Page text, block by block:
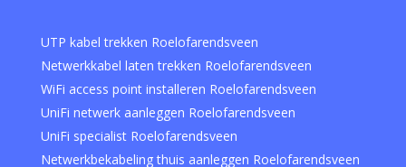
UTP kabel trekken Roelofarendsveen
Netwerkkabel laten trekken Roelofarendsveen
WiFi access point installeren Roelofarendsveen
UniFi netwerk aanleggen Roelofarendsveen
UniFi specialist Roelofarendsveen
Netwerkbekabeling thuis aanleggen Roelofarendsveen